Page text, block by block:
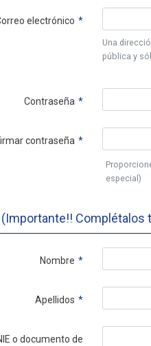
electrónico
Una
pública y
Contraseña
contraseña
especial)
Complétalos
Nombre
Apellidos
o documento de